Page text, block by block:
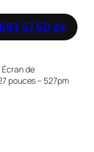
47 60 24
de
pouces – 527pm